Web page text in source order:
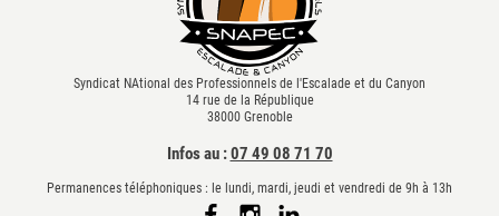
Syndicat NAtional des Professionnels de l'Escalade et du Canyon
14 rue de la République
38000 Grenoble
Infos au :07 49 08 71 70
Permanences téléphoniques : le lundi, mardi, jeudi et vendredi de 9h à 13h